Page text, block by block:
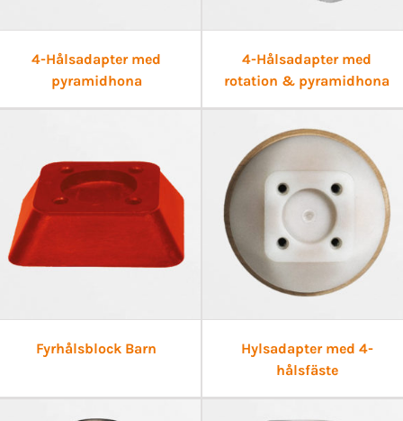
4-Hålsadapter med
pyramidhona
4-Hålsadapter med
rotation & pyramidhona
Fyrhålsblock Barn
Hylsadapter med 4-
hålsfäste